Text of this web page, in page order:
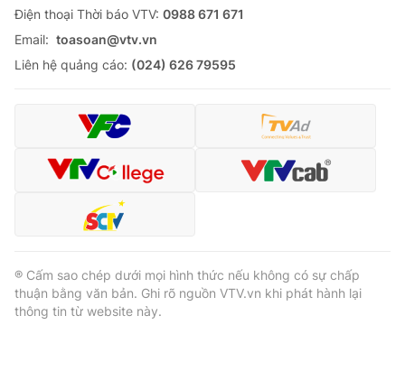
Ðiện thoại Thời báo VTV: 0988 671 671
Email: toasoan@vtv.vn
Liên hệ quảng cáo: (024) 626 79595
® Cấm sao chép dưới mọi hình thức nếu không có sự chấp
thuận bằng văn bản. Ghi rõ nguồn VTV.vn khi phát hành lại
thông tin từ website này.